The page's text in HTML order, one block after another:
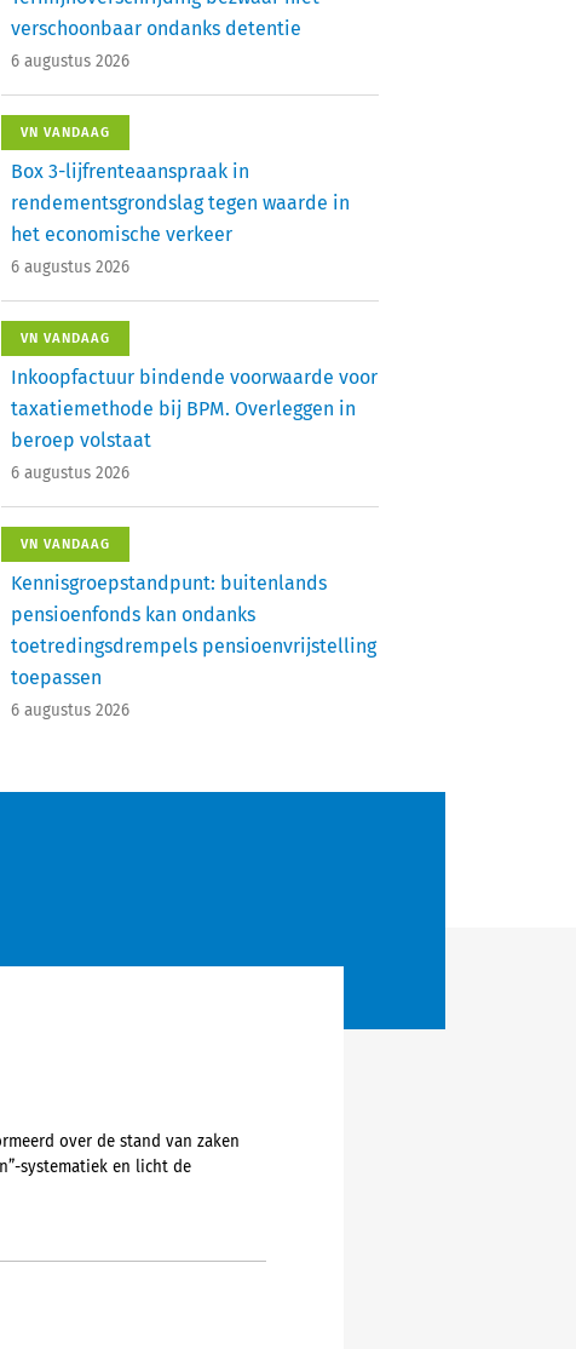
verschoonbaar ondanks detentie
6 augustus 2026
VN VANDAAG
Box 3-lijfrenteaanspraak in
rendementsgrondslag tegen waarde in
het economische verkeer
6 augustus 2026
VN VANDAAG
Inkoopfactuur bindende voorwaarde voor
taxatiemethode bij BPM. Overleggen in
beroep volstaat
6 augustus 2026
VN VANDAAG
Kennisgroepstandpunt: buitenlands
pensioenfonds kan ondanks
toetredingsdrempels pensioenvrijstelling
toepassen
6 augustus 2026
over de stand van zaken
systematiek en licht de